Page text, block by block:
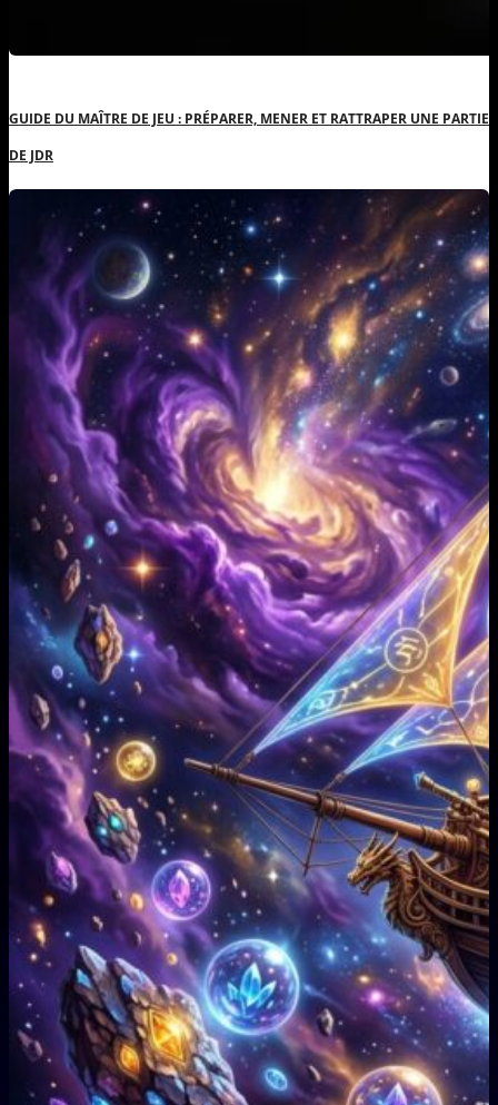
GUIDE DU MAÎTRE DE JEU : PRÉPARER, MENER ET RATTRAPER UNE PARTIE
DE JDR